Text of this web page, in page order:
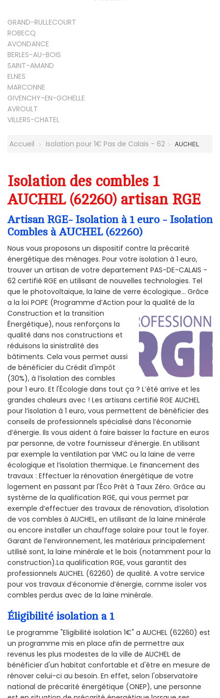
GRAND-RULLECOURT
ROBECQ
AVONDANCE
BERLES-AU-BOIS
SAINT-AMAND
ELNES
MARCONNE
GIVENCHY-EN-GOHELLE
AVROULT
VILLERS-CHATEL
Accueil Isolation pour 1€ Pas de Calais - 62 AUCHEL
Isolation des combles 1
AUCHEL (62260) artisan RGE
Artisan RGE- Isolation à 1 euro - Isolation
Combles à AUCHEL (62260)
Nous vous proposons un dispositif contre la précarité
énergétique des ménages. Pour votre isolation à 1 euro,
trouver un artisan de votre departement PAS-DE-CALAIS -
62 certifié RGE en utilisant de nouvelles technologies. Tel
que le photovoltaïque, la laine de verre écologique... Grâce
a la loi POPE (Programme d’Action pour la qualité de la
Construction et la transition
Énergétique), nous renforçons la
qualité dans nos constructions et
réduisons la sinistralité des
bâtiments. Cela vous permet aussi
de bénéficier du Crédit d'impôt
(30%), à l’isolation des combles
pour 1 euro. Et l'Écologie dans tout ça ? L’été arrive et les
grandes chaleurs avec ! Les artisans certifié RGE AUCHEL
pour l’isolation à 1 euro, vous permettent de bénéficier des
conseils de professionnels spécialisé dans l’économie
d’énergie. Ils vous aident à faire baisser la facture en euros
par personne, de votre fournisseur d’énergie. En utilisant
par exemple la ventilation par VMC ou la laine de verre
écologique et l’isolation thermique. Le financement des
travaux : Effectuer la rénovation énergétique de votre
logement en passant par l'Éco Prêt à Taux Zéro. Grâce au
système de la qualification RGE, qui vous permet par
exemple d’effectuer des travaux de rénovation, d’isolation
de vos combles à AUCHEL, en utilisant de la laine minérale
ou encore installer un chauffage solaire pour tout le foyer.
Garant de l’environnement, les matériaux principalement
utilisé sont, la laine minérale et le bois (notamment pour la
construction).La qualification RGE, vous garantit des
professionnels AUCHEL (62260) de qualité. A votre service
pour vos travaux d’économie d’énergie, comme isoler vos
combles perdus avec de la laine minérale.
Éligibilité isolation a 1
Le programme "Eligibilité isolation 1€" a AUCHEL (62260) est
un programme mis en place afin de permettre aux
revenus les plus modestes de la ville de AUCHEL de
bénéficier d'un habitat confortable et d'être en mesure de
rénover celui-ci au besoin. En effet, selon l'observatoire
national de précarité énergétique (ONEP), une personne